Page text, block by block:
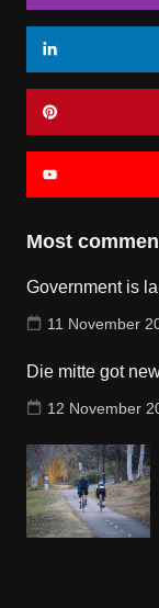
Most
Government is
11 November
Die mitte got
12 November